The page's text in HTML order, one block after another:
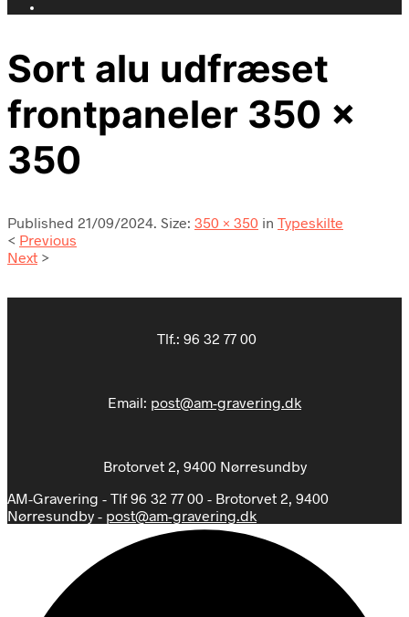
Sort alu udfræset
frontpaneler 350 x
350
Published 21/09/2024. Size: 350 × 350 in Typeskilte
< Previous
Next >
Tlf.: 96 32 77 00
Email: post@am-gravering.dk
Brotorvet 2, 9400 Nørresundby
AM-Gravering - Tlf 96 32 77 00 - Brotorvet 2, 9400
Nørresundby - post@am-gravering.dk